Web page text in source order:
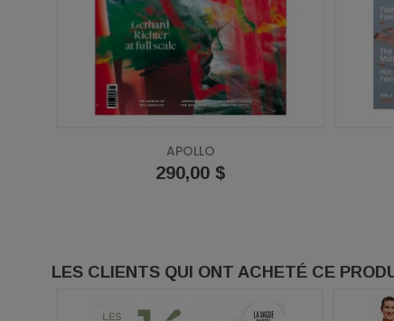
APOLLO
Prix
290,00 $
LES CLIENTS QUI ONT ACHETÉ CE